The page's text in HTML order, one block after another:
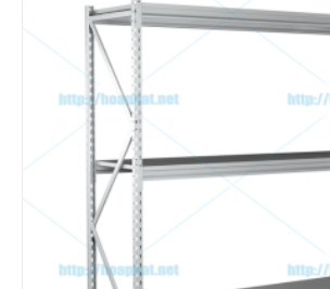
hính sách hỗ trợ vận chuyển
Phát
Trong nội thành Hà Nội:
Tùy vào đơn
hàng để có chính sách vận chuyển hợp lý.
10 triệu và ở gần thì chúng tôi miễn phí vận
hàng nhỏ hơn, ở xa thì phí vận chuyển do
nhân viên kinh doanh và khách hàng.
Ngoài nội thành Hà Nội:Phí vận chuyển
do sự thỏa thuận giữa nhân viên kinh doanh
Chính sách hỗ trợ giá đối với
lớn, liên hệ NVKD để biết chi tiết,
024.3550.5888